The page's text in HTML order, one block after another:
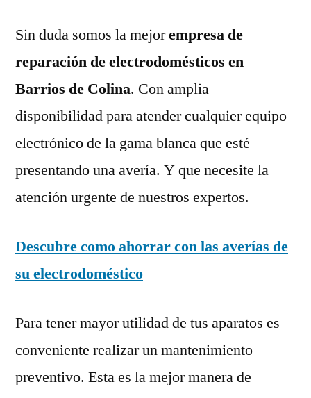
Sin duda somos la mejorempresa de
reparación de electrodomésticos en
Barrios de Colina. Con amplia
disponibilidad para atender cualquier equipo
electrónico de la gama blanca que esté
presentando una avería. Y que necesite la
atención urgente de nuestros expertos.
Descubre como ahorrar con las averías de
su electrodoméstico
Para tener mayor utilidad de tus aparatos es
conveniente realizar un mantenimiento
preventivo. Esta es la mejor manera de